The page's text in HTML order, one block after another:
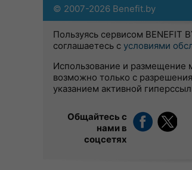
© 2007-2026 Benefit.by
Пользуясь сервисом BENEFIT
соглашаетесь с условиями
Использование и размещение
возможно только с
указанием активной
Общайтесь с
нами в
соцсетях